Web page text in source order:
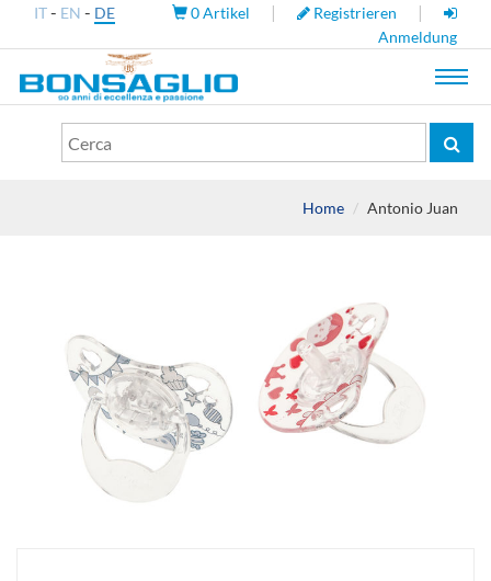
IT- EN - DE 0Artikel | Registrieren |
Anmeldung
Home Antonio Juan